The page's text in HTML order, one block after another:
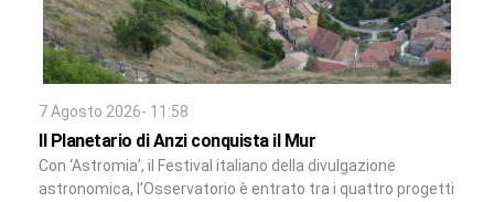
7 Agosto 2026- 11:58
Il Planetario di Anzi conquista il Mur
Con ‘Astromia’, il Festival italiano della divulgazione
astronomica, l’Osservatorio è entrato tra i quattro progetti